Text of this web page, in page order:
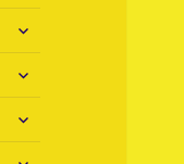
розгорнути
розгорнути
розгорнути
розгорнути